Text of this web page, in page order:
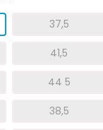
37,5
41,5
44 5
38,5